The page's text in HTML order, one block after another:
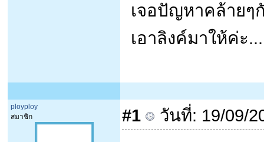
เจอปัญหาคล้ายๆ
เอาลิงค์มาให้ค่ะ
ployploy
สมาชิก
#1
วันที่: 19/09/